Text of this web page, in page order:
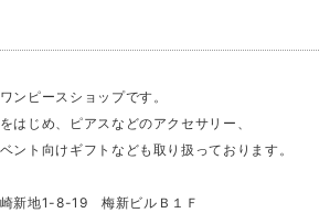
ンピースショップです。
はじめ、ピアスなどのアクセサリー、
ント向けギフトなども取り扱っております。
新地1-8-19 梅新ビルＢ１Ｆ